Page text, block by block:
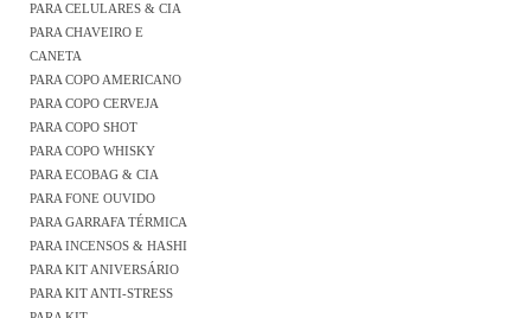
PARA CELULARES & CIA
PARA CHAVEIRO E
CANETA
PARA COPO AMERICANO
PARA COPO CERVEJA
PARA COPO SHOT
PARA COPO WHISKY
PARA ECOBAG & CIA
PARA FONE OUVIDO
PARA GARRAFA TÉRMICA
PARA INCENSOS & HASHI
PARA KIT ANIVERSÁRIO
PARA KIT ANTI-STRESS